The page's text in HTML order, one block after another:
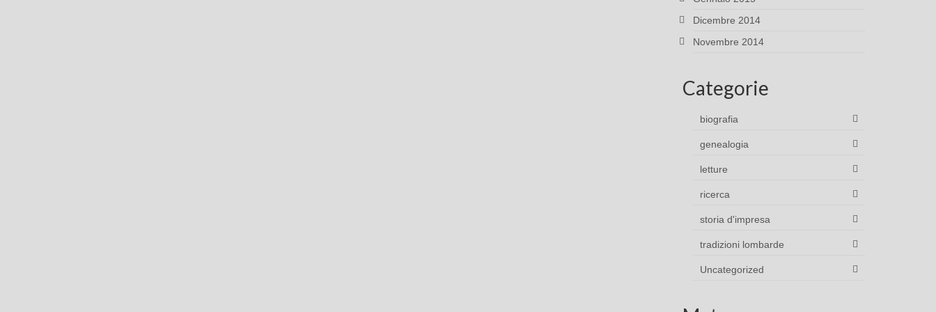
Dicembre 2014
Novembre 2014
Categorie
biografia
genealogia
letture
ricerca
storia d'impresa
tradizioni lombarde
Uncategorized